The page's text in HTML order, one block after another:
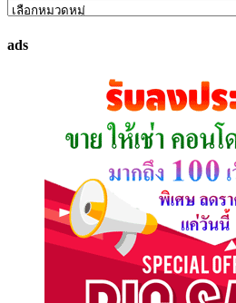
ค้นหา
ที่
ads